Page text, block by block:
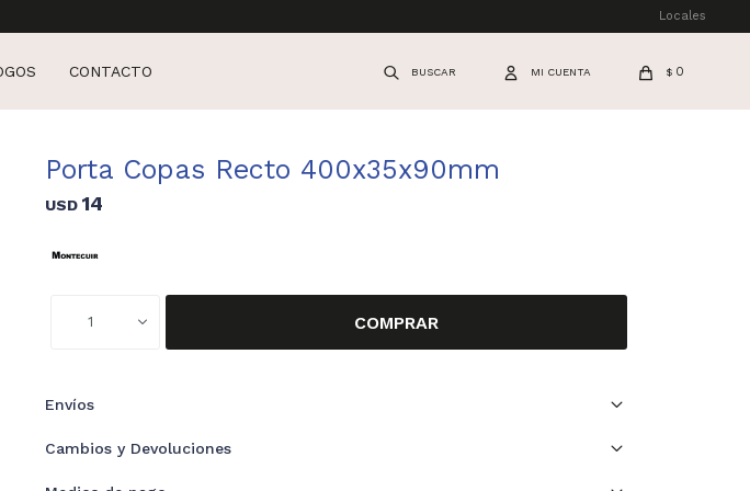
CONTACTO $ 0
Locales
Porta Copas Recto 400x35x90mm
USD 14
1 COMPRAR
Envíos
Cambios y Devoluciones